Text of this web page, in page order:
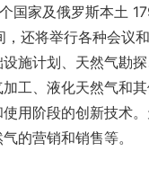
国家及俄罗斯本土
还将举行各种会议
施计划、天然气勘
工、液化天然气和
用阶段的创新技术
的营销和销售等。